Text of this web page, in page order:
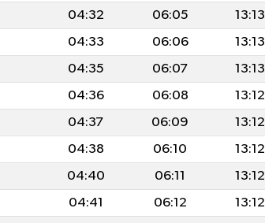
04:32 06:05 13:13
04:33 06:06 13:13
04:35 06:07 13:13
04:36 06:08 13:12
04:37 06:09 13:12
04:38 06:10 13:12
04:40 06:11 13:12
04:41 06:12 13:12